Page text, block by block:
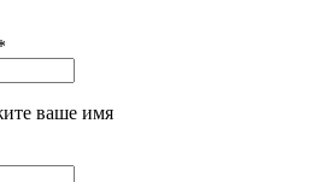
ваше имя